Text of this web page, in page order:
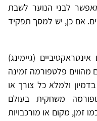
לבני הנוער לשבת
אם כן, יש למסך תפקיד
(גיימינג)
פלטפורמה זמינה
ולמלא כל צורך או
משחקית בעולם
זמן, מקום או מורכבויות